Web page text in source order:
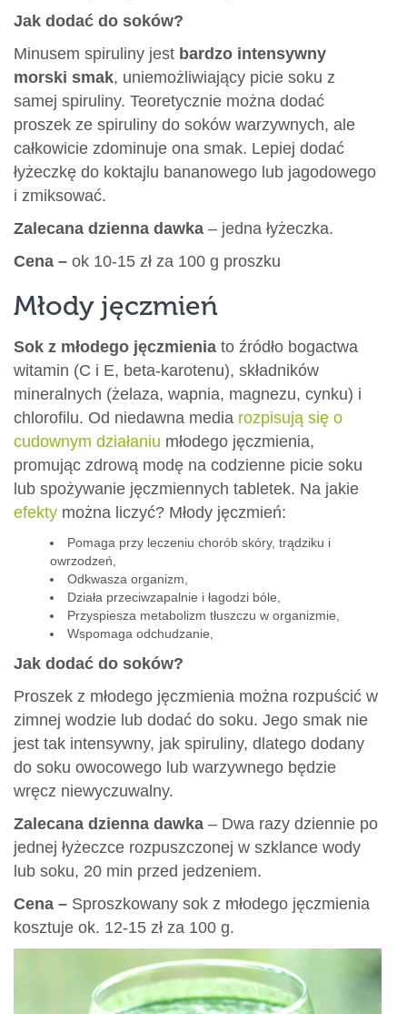
Jak dodać do soków?
Minusem spiruliny jest bardzo intensywny
morski smak, uniemożliwiający picie soku z
samej spiruliny. Teoretycznie można dodać
proszek ze spiruliny do soków warzywnych, ale
całkowicie zdominuje ona smak. Lepiej dodać
łyżeczkę do koktajlu bananowego lub jagodowego
i zmiksować.
Zalecana dzienna dawka – jedna łyżeczka.
Cena – ok 10-15 zł za 100 g proszku
Młody jęczmień
Sok z młodego jęczmienia to źródło bogactwa
witamin (C i E, beta-karotenu), składników
mineralnych (żelaza, wapnia, magnezu, cynku) i
chlorofilu. Od niedawna media rozpisują się o
cudownym działaniu młodego jęczmienia,
promując zdrową modę na codzienne picie soku
lub spożywanie jęczmiennych tabletek. Na jakie
efekty można liczyć? Młody jęczmień:
Pomaga przy leczeniu chorób skóry, trądziku i
owrzodzeń,
Odkwasza organizm,
Działa przeciwzapalnie i łagodzi bóle,
Przyspiesza metabolizm tłuszczu w organizmie,
Wspomaga odchudzanie,
Jak dodać do soków?
Proszek z młodego jęczmienia można rozpuścić w
zimnej wodzie lub dodać do soku. Jego smak nie
jest tak intensywny, jak spiruliny, dlatego dodany
do soku owocowego lub warzywnego będzie
wręcz niewyczuwalny.
Zalecana dzienna dawka – Dwa razy dziennie po
jednej łyżeczce rozpuszczonej w szklance wody
lub soku, 20 min przed jedzeniem.
Cena – Sproszkowany sok z młodego jęczmienia
kosztuje ok. 12-15 zł za 100 g.